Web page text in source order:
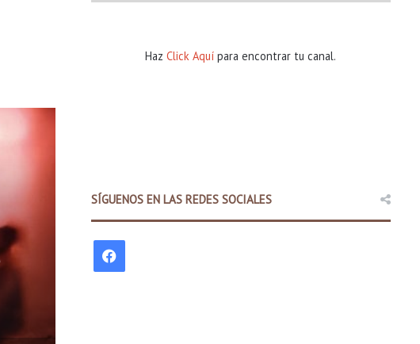
Comunidad
Policía Estatal de Arkansas
HazClick Aquí para encontrar tu canal.
SÍGUENOS EN LAS REDES SOCIALES
F